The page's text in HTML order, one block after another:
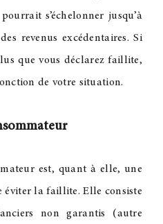
s’échelonner jusqu’à
revenus excédentaires. Si
que vous déclarez faillite,
de votre situation.
est, quant à elle, une
éviter la faillite. Elle consiste
non garantis (autre